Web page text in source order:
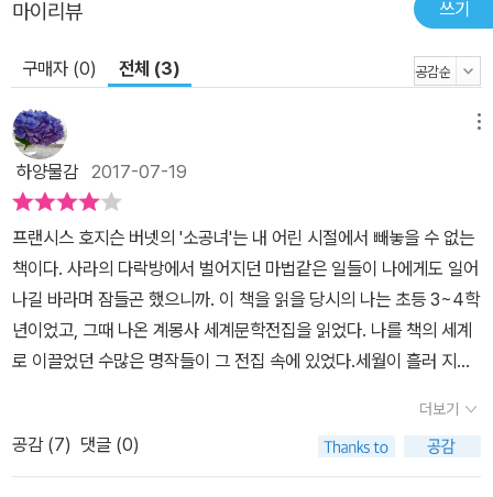
마이리뷰 쓰기
구매자 (0) 전체 (3)
하양물감2017-07-19
프랜시스 호지슨 버넷의 '소공녀'는 내 어린 시절에서 빼놓을 수 없는
책이다. 사라의 다락방에서 벌어지던 마법같은 일들이 나에게도 일어
나길 바라며 잠들곤 했으니까. 이 책을 읽을 당시의 나는 초등 3~4학
년이었고, 그때 나온 계몽사 세계문학전집을 읽었다. 나를 책의 세계
로 이끌었던 수많은 명작들이 그 전집 속에 있었다.세월이 흘러 지금
다. 소공녀의 이야기를 알고는 있지만, 아직 제대로 읽은 적이 없는 딸
아이에게 이 책을 권하였다. 비룡소에서 나온 클래식 시리즈가 페이
지 수가 3~400 정도라서 글을 읽는 호흡이 짧은 아이들은 지레 겁
더보기
공감 (7) 댓글 (0)